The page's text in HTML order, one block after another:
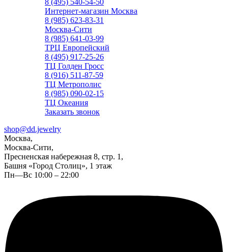
8 (495) 540-54-50
Интернет-магазин Москва
8 (985) 623-83-31
Москва-Сити
8 (985) 641-03-99
ТРЦ Европейский
8 (495) 917-25-26
ТЦ Голден Гросс
8 (916) 511-87-59
ТЦ Метрополис
8 (985) 090-02-15
ТЦ Океания
Заказать звонок
shop@dd.jewelry
Москва,
Москва-Сити,
Пресненская набережная 8, стр. 1,
Башня «Город Столиц», 1 этаж
Пн—Вс 10:00 – 22:00